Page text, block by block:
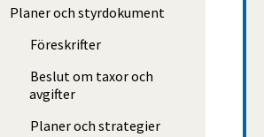
Planer och styrdokument
Föreskrifter
Beslut om taxor och
avgifter
Planer och strategier